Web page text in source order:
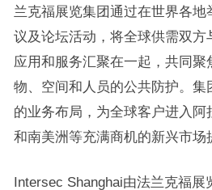
兰克福展览集团通过在世界各地
议及论坛活动，将全球供需双方
应用和服务汇聚在一起，共同聚
物、空间和人员的公共防护。集
的业务布局，为全球客户进入阿
和南美洲等充满商机的新兴市场
Intersec Shanghai由法兰克福展